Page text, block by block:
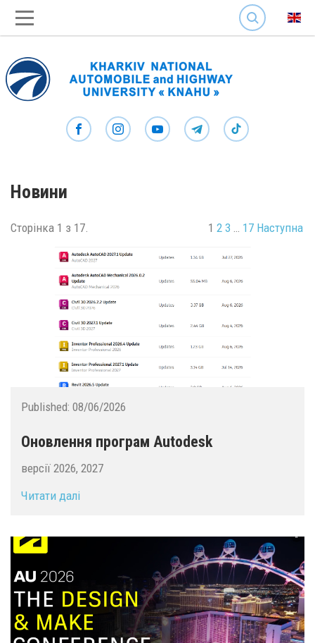
SEARCH
Новини
Сторінка 1 з 17. 1 2 3 … 17 Наступна
Published: 08/06/2026
Оновлення програм Autodesk
версії 2026, 2027
Читати далі